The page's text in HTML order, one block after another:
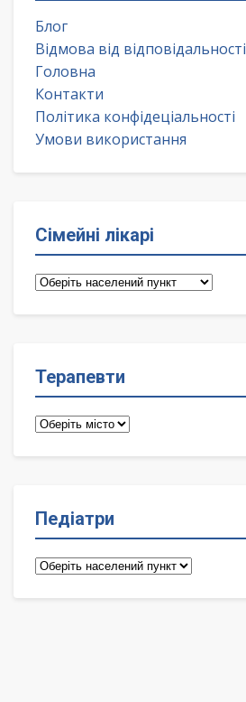
Блог
Відмова від відповідальності
Головна
Контакти
Політика конфідеціальності
Умови використання
Сімейні лікарі
Сімейні
Терапевти
Терапевти
Педіатри
Педіатри